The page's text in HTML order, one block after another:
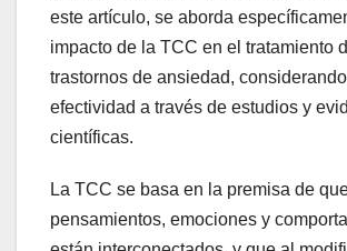
este artículo, se aborda
impacto de la TCC en el tratamiento
trastornos de ansiedad,
efectividad a través de estudios y
científicas.
La TCC se basa en la premisa de
pensamientos, emociones y